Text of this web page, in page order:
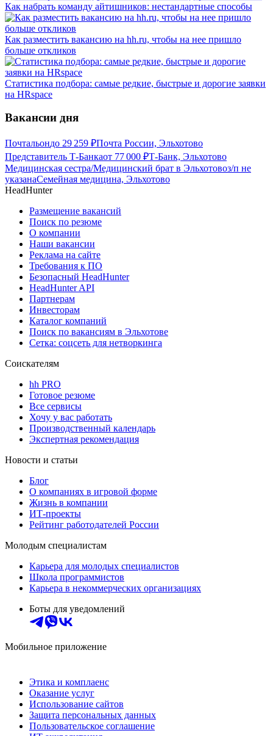
Как набрать команду айтишников: нестандартные способы
Как разместить вакансию на hh.ru, чтобы на нее пришло
больше откликов
Статистика подбора: самые редкие, быстрые и дорогие заявки
на HRspace
Вакансии дня
Почтальондо 29 259 ₽Почта России, Эльхотово
Представитель Т-Банкаот 77 000 ₽Т-Банк, Эльхотово
Медицинская сестра/Медицинский брат в Эльхотовоз/п не
указанаСемейная медицина, Эльхотово
HeadHunter
Размещение вакансий
Поиск по резюме
О компании
Наши вакансии
Реклама на сайте
Требования к ПО
Безопасный HeadHunter
HeadHunter API
Партнерам
Инвесторам
Каталог компаний
Поиск по вакансиям в Эльхотове
Сетка: соцсеть для нетворкинга
Соискателям
hh PRO
Готовое резюме
Все сервисы
Хочу у вас работать
Производственный календарь
Экспертная рекомендация
Новости и статьи
Блог
О компаниях в игровой форме
Жизнь в компании
ИТ-проекты
Рейтинг работодателей России
Молодым специалистам
Карьера для молодых специалистов
Школа программистов
Карьера в некоммерческих организациях
Боты для уведомлений
Мобильное приложение
Этика и комплаенс
Оказание услуг
Использование сайтов
Защита персональных данных
Пользовательское соглашение